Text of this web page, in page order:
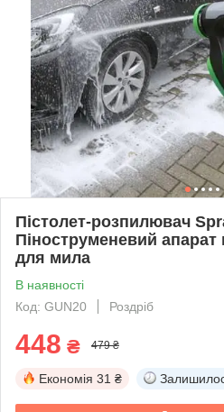
Пістолет-розпилювач
Піноструменевий апарат
для мила
В наявності
Код: GUN20
Роздріб
448 ₴ 479 ₴
Економія 31 ₴